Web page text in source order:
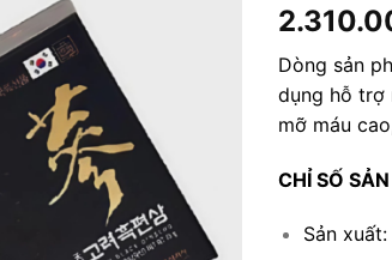
Dòng sản
dụng hỗ trợ
mỡ máu
CHỈ SỐ
Sản